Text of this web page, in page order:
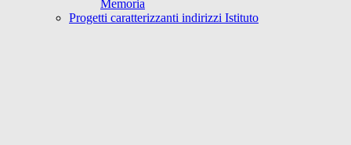
Memoria
Progetti caratterizzanti indirizzi Istituto